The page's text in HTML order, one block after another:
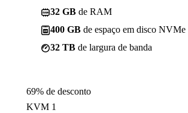
32 GB de RAM
400 GB de espaço em disco NVMe
32 TB de largura de banda
69% de desconto
KVM 1